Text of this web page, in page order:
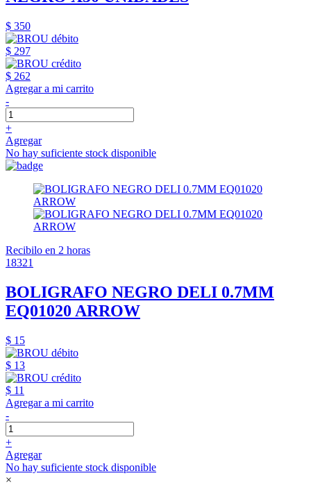
$ 350
$ 297
$ 262
Agregar a mi carrito
-
+
Agregar
No hay suficiente stock disponible
Recibilo en 2 horas
18321
BOLIGRAFO NEGRO DELI 0.7MM
EQ01020 ARROW
$ 15
$ 13
$ 11
Agregar a mi carrito
-
+
Agregar
No hay suficiente stock disponible
×